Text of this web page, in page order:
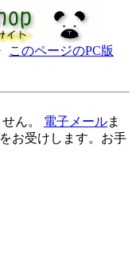
このページのPC版
ん。 電子メールま
お受けします。お手